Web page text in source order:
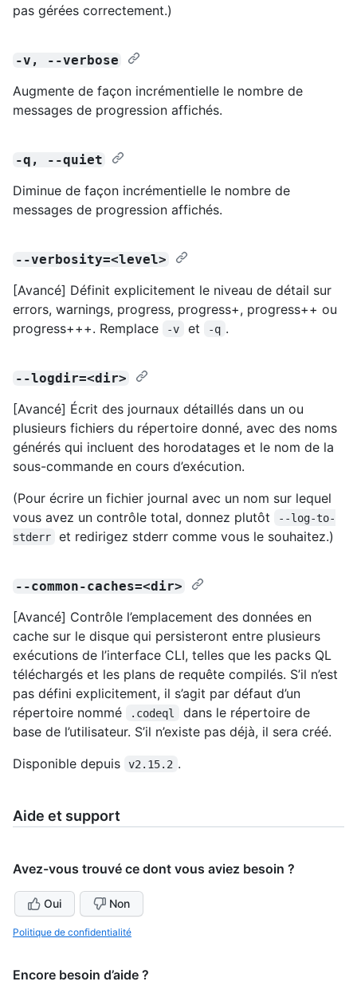
pas gérées correctement.)
-v, --verbose
Augmente de façon incrémentielle le nombre de
messages de progression affichés.
-q, --quiet
Diminue de façon incrémentielle le nombre de
messages de progression affichés.
--verbosity=<level>
[Avancé] Définit explicitement le niveau de détail sur
errors, warnings, progress, progress+, progress++ ou
progress+++. Remplace
-v et -q .
--logdir=<dir>
[Avancé] Écrit des journaux détaillés dans un ou
plusieurs fichiers du répertoire donné, avec des noms
générés qui incluent des horodatages et le nom de la
sous-commande en cours d’exécution.
(Pour écrire un fichier journal avec un nom sur lequel
vous avez un contrôle total, donnez plutôt
--log-to-
stderr
et redirigez stderr comme vous le souhaitez.)
--common-caches=<dir>
[Avancé] Contrôle l’emplacement des données en
cache sur le disque qui persisteront entre plusieurs
exécutions de l’interface CLI, telles que les packs QL
téléchargés et les plans de requête compilés. S’il n’est
pas défini explicitement, il s’agit par défaut d’un
répertoire nommé
.codeql
dans le répertoire de
base de l’utilisateur. S’il n’existe pas déjà, il sera créé.
Disponible depuis
v2.15.2 .
Aide et support
Avez-vous trouvé ce dont vous aviez besoin ?
Oui Non
Politique de confidentialité
Encore besoin d’aide ?